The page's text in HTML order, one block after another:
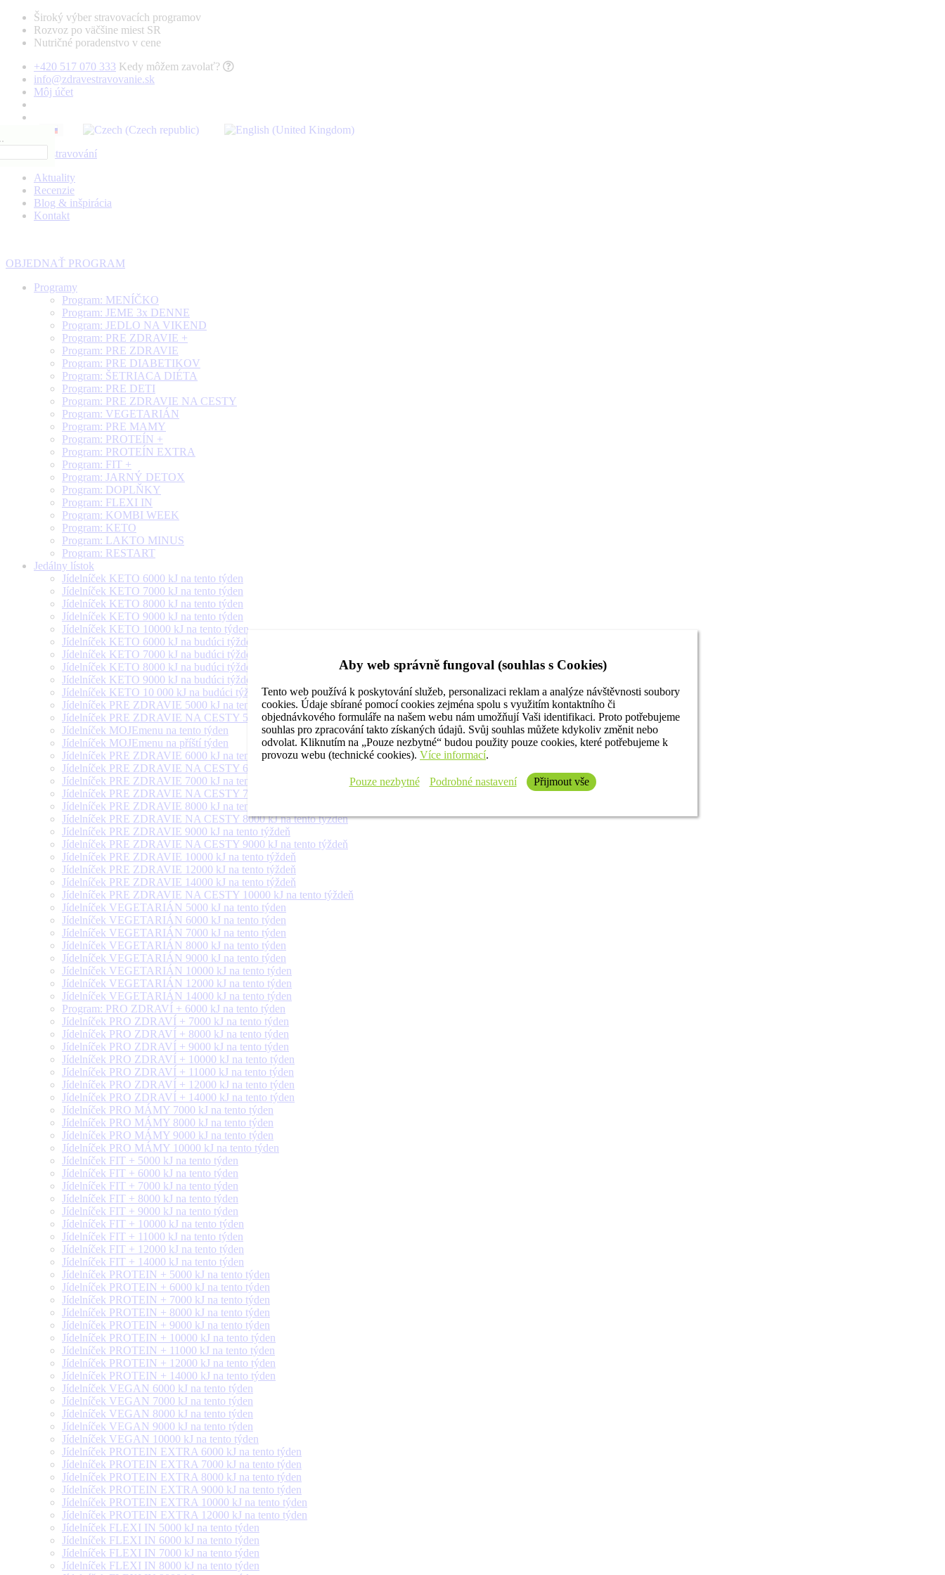
Aby web správně fungoval (souhlas s Cookies)
Tento web používá k poskytování služeb, personalizaci reklam a analýze návštěvnosti soubory
cookies. Údaje sbírané pomocí cookies zejména spolu s využitím kontaktního či
objednávkového formuláře na našem webu nám umožňují Vaši identifikaci. Proto potřebujeme
souhlas pro zpracování takto získaných údajů. Svůj souhlas můžete kdykoliv změnit nebo
odvolat. Kliknutím na „Pouze nezbytné“ budou použity pouze cookies, které potřebujeme k
provozu webu (technické cookies). Více informací.
Pouze nezbytné Podrobné nastavení Přijmout vše
Široký výber stravovacích programov
Rozvoz po väčšine miest SR
Nutričné poradenstvo v cene
+420 517 070 333 Kedy môžem zavolať?
info@zdravestravovanie.sk
Môj účet
Aktuality
Recenzie
Blog & inšpirácia
Kontakt
OBJEDNAŤ PROGRAM
Programy
Program: MENÍČKO
Program: JEME 3x DENNE
Program: JEDLO NA VIKEND
Program: PRE ZDRAVIE +
Program: PRE ZDRAVIE
Program: PRE DIABETIKOV
Program: ŠETRIACA DIÉTA
Program: PRE DETI
Program: PRE ZDRAVIE NA CESTY
Program: VEGETARIÁN
Program: PRE MAMY
Program: PROTEÍN +
Program: PROTEÍN EXTRA
Program: FIT +
Program: JARNÝ DETOX
Program: DOPLŇKY
Program: FLEXI IN
Program: KOMBI WEEK
Program: KETO
Program: LAKTO MINUS
Program: RESTART
Jedálny lístok
Jídelníček KETO 6000 kJ na tento týden
Jídelníček KETO 7000 kJ na tento týden
Jídelníček KETO 8000 kJ na tento týden
Jídelníček KETO 9000 kJ na tento týden
Jídelníček KETO 10000 kJ na tento týden
Jídelníček KETO 6000 kJ na budúci týždeň
Jídelníček KETO 7000 kJ na budúci týždeň
Jídelníček KETO 8000 kJ na budúci týždeň
Jídelníček KETO 9000 kJ na budúci týždeň
Jídelníček KETO 10 000 kJ na budúci týždeň
Jídelníček PRE ZDRAVIE 5000 kJ na tento týždeň
Jídelníček PRE ZDRAVIE NA CESTY 5000 kJ na tento týždeň
Jídelníček MOJEmenu na tento týden
Jídelníček MOJEmenu na příští týden
Jídelníček PRE ZDRAVIE 6000 kJ na tento týždeň
Jídelníček PRE ZDRAVIE NA CESTY 6000 kJ na tento týždeň
Jídelníček PRE ZDRAVIE 7000 kJ na tento týždeň
Jídelníček PRE ZDRAVIE NA CESTY 7000 kJ na tento týždeň
Jídelníček PRE ZDRAVIE 8000 kJ na tento týždeň
Jídelníček PRE ZDRAVIE NA CESTY 8000 kJ na tento týždeň
Jídelníček PRE ZDRAVIE 9000 kJ na tento týždeň
Jídelníček PRE ZDRAVIE NA CESTY 9000 kJ na tento týždeň
Jídelníček PRE ZDRAVIE 10000 kJ na tento týždeň
Jídelníček PRE ZDRAVIE 12000 kJ na tento týždeň
Jídelníček PRE ZDRAVIE 14000 kJ na tento týždeň
Jídelníček PRE ZDRAVIE NA CESTY 10000 kJ na tento týždeň
Jídelníček VEGETARIÁN 5000 kJ na tento týden
Jídelníček VEGETARIÁN 6000 kJ na tento týden
Jídelníček VEGETARIÁN 7000 kJ na tento týden
Jídelníček VEGETARIÁN 8000 kJ na tento týden
Jídelníček VEGETARIÁN 9000 kJ na tento týden
Jídelníček VEGETARIÁN 10000 kJ na tento týden
Jídelníček VEGETARIÁN 12000 kJ na tento týden
Jídelníček VEGETARIÁN 14000 kJ na tento týden
Program: PRO ZDRAVÍ + 6000 kJ na tento týden
Jídelníček PRO ZDRAVÍ + 7000 kJ na tento týden
Jídelníček PRO ZDRAVÍ + 8000 kJ na tento týden
Jídelníček PRO ZDRAVÍ + 9000 kJ na tento týden
Jídelníček PRO ZDRAVÍ + 10000 kJ na tento týden
Jídelníček PRO ZDRAVÍ + 11000 kJ na tento týden
Jídelníček PRO ZDRAVÍ + 12000 kJ na tento týden
Jídelníček PRO ZDRAVÍ + 14000 kJ na tento týden
Jídelníček PRO MÁMY 7000 kJ na tento týden
Jídelníček PRO MÁMY 8000 kJ na tento týden
Jídelníček PRO MÁMY 9000 kJ na tento týden
Jídelníček PRO MÁMY 10000 kJ na tento týden
Jídelníček FIT + 5000 kJ na tento týden
Jídelníček FIT + 6000 kJ na tento týden
Jídelníček FIT + 7000 kJ na tento týden
Jídelníček FIT + 8000 kJ na tento týden
Jídelníček FIT + 9000 kJ na tento týden
Jídelníček FIT + 10000 kJ na tento týden
Jídelníček FIT + 11000 kJ na tento týden
Jídelníček FIT + 12000 kJ na tento týden
Jídelníček FIT + 14000 kJ na tento týden
Jídelníček PROTEIN + 5000 kJ na tento týden
Jídelníček PROTEIN + 6000 kJ na tento týden
Jídelníček PROTEIN + 7000 kJ na tento týden
Jídelníček PROTEIN + 8000 kJ na tento týden
Jídelníček PROTEIN + 9000 kJ na tento týden
Jídelníček PROTEIN + 10000 kJ na tento týden
Jídelníček PROTEIN + 11000 kJ na tento týden
Jídelníček PROTEIN + 12000 kJ na tento týden
Jídelníček PROTEIN + 14000 kJ na tento týden
Jídelníček VEGAN 6000 kJ na tento týden
Jídelníček VEGAN 7000 kJ na tento týden
Jídelníček VEGAN 8000 kJ na tento týden
Jídelníček VEGAN 9000 kJ na tento týden
Jídelníček VEGAN 10000 kJ na tento týden
Jídelníček PROTEIN EXTRA 6000 kJ na tento týden
Jídelníček PROTEIN EXTRA 7000 kJ na tento týden
Jídelníček PROTEIN EXTRA 8000 kJ na tento týden
Jídelníček PROTEIN EXTRA 9000 kJ na tento týden
Jídelníček PROTEIN EXTRA 10000 kJ na tento týden
Jídelníček PROTEIN EXTRA 12000 kJ na tento týden
Jídelníček FLEXI IN 5000 kJ na tento týden
Jídelníček FLEXI IN 6000 kJ na tento týden
Jídelníček FLEXI IN 7000 kJ na tento týden
Jídelníček FLEXI IN 8000 kJ na tento týden